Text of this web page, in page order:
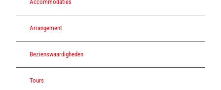
Accommodaties
Arrangement
Bezienswaardigheden
Tours